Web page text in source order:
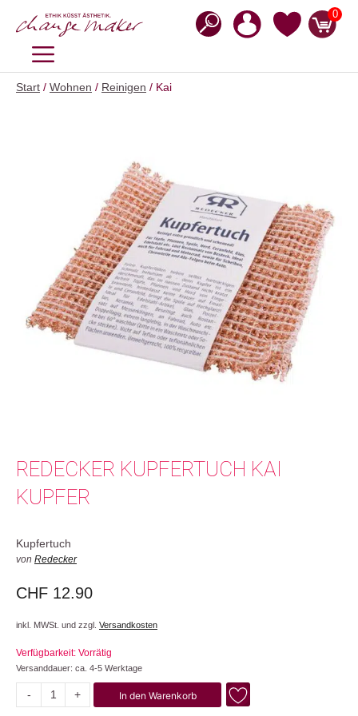
Inhalt
0
MENÜ
Start / Wohnen / Reinigen / Kai
REDECKER KUPFERTUCH KAI
KUPFER
Kupfertuch
von Redecker
CHF 12.90
inkl. MWSt. und zzgl. Versandkosten
Verfügbarkeit: Vorrätig
Versanddauer: ca. 4-5 Werktage
- + In den Warenkorb